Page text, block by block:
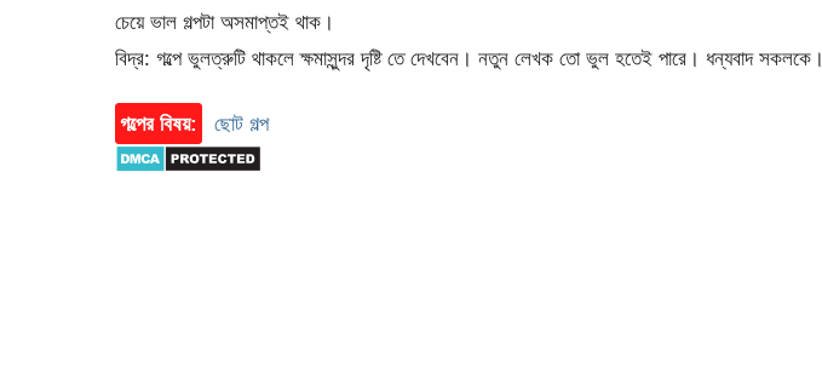
চেয়ে ভাল গল্পটা অসমাপ্তই থাক।
বিদ্র: গল্পে ভুলত্রুটি থাকলে ক্ষমাসুন্দর দৃষ্টি তে দেখবেন। নতুন লেখক তো ভুল হতেই পারে। ধন্যবাদ সকলকে।
গল্পের বিষয়: ছোট গল্প